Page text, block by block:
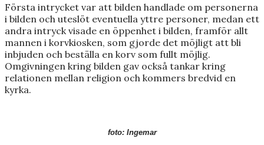
Första intrycket var att bilden handlade om personerna
i bilden och uteslöt eventuella yttre personer, medan ett
andra intryck visade en öppenhet i bilden, framför allt
mannen i korvkiosken, som gjorde det möjligt att bli
inbjuden och beställa en korv som fullt möjlig.
Omgivningen kring bilden gav också tankar kring
relationen mellan religion och kommers bredvid en
kyrka.
foto: Ingemar